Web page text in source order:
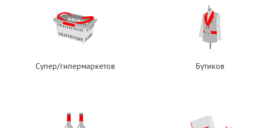
Супер/гипермаркетов Бутиков